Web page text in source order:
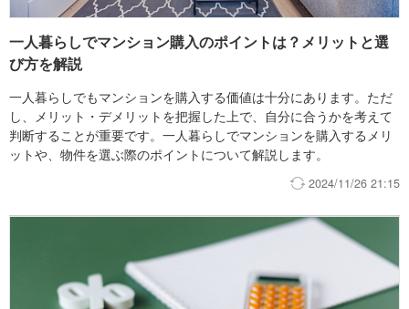
一人暮らしでマンション購入のポイントは？メリットと選
び方を解説
一人暮らしでもマンションを購入する価値は十分にあります。ただ
し、メリット・デメリットを把握した上で、自分に合うかを考えて
判断することが重要です。一人暮らしでマンションを購入するメリ
2024/11/26 21:15